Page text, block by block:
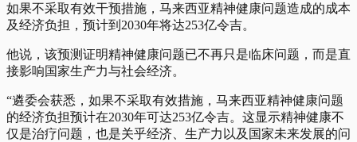
如果不采取有效干预措施，马来西亚精神健康问题造成的成本
及经济负担，预计到2030年将达253亿令吉。
他说，该预测证明精神健康问题已不再只是临床问题，而是直
接影响国家生产力与社会经济。
“遴委会获悉，如果不采取有效措施，马来西亚精神健康问题
的经济负担预计在2030年可达253亿令吉。这显示精神健康不
仅是治疗问题，也是关乎经济、生产力以及国家未来发展的问